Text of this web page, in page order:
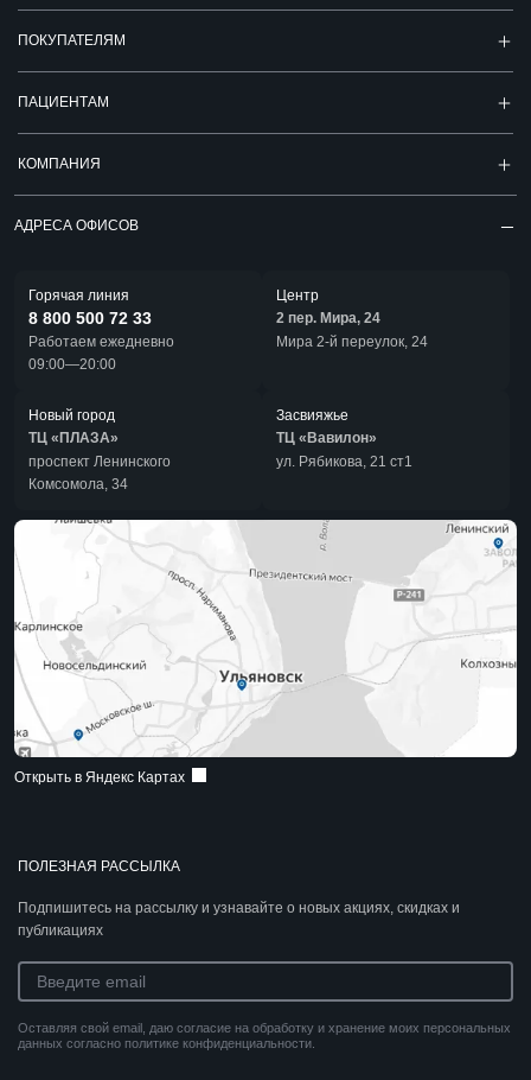
ПОЛЕЗНАЯ РАССЫЛКА
Подпишитесь на рассылку и узнавайте о новых акциях, скидках и
публикациях
Оставляя свой email, даю согласие на обработку и хранение моих персональных
данных согласно политике конфиденциальности.
ПОКУПАТЕЛЯМ
ПАЦИЕНТАМ
КОМПАНИЯ
АДРЕСА ОФИСОВ
Горячая линия
8 800 500 72 33
Работаем ежедневно
09:00—20:00
Центр
2 пер. Мира, 24
Мира 2-й переулок, 24
Новый город
ТЦ «ПЛАЗА»
проспект Ленинского
Комсомола, 34
Засвияжье
ТЦ «Вавилон»
ул. Рябикова, 21 ст1
Открыть в Яндекс Картах